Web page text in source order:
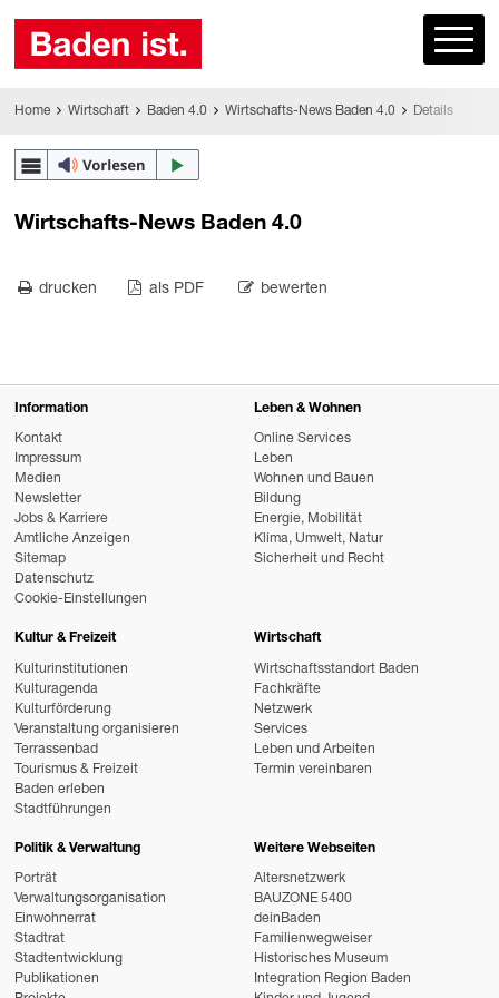
Home Wirtschaft Baden 4.0 Wirtschafts-News Baden 4.0 Details
Wirtschafts-News Baden 4.0
drucken als PDF bewerten
Information
Kontakt
Impressum
Medien
Newsletter
Jobs & Karriere
Amtliche Anzeigen
Sitemap
Datenschutz
Cookie-Einstellungen
Leben & Wohnen
Online Services
Leben
Wohnen und Bauen
Bildung
Energie, Mobilität
Klima, Umwelt, Natur
Sicherheit und Recht
Kultur & Freizeit
Kulturinstitutionen
Kulturagenda
Kulturförderung
Veranstaltung organisieren
Terrassenbad
Tourismus & Freizeit
Baden erleben
Stadtführungen
Wirtschaft
Wirtschaftsstandort Baden
Fachkräfte
Netzwerk
Services
Leben und Arbeiten
Termin vereinbaren
Politik & Verwaltung
Porträt
Verwaltungsorganisation
Einwohnerrat
Stadtrat
Stadtentwicklung
Publikationen
Weitere Webseiten
Altersnetzwerk
BAUZONE 5400
deinBaden
Familienwegweiser
Historisches Museum
Integration Region Baden